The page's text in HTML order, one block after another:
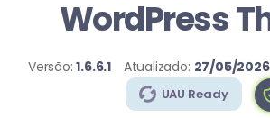
WordPress
Versão:1.6.6.1 Atualizado: 27/05/2026
UAU Ready